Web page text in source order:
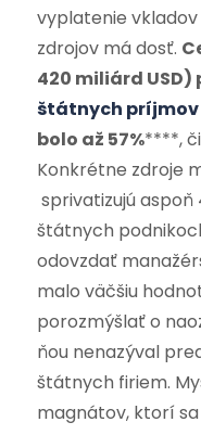
vyplatenie
zdrojov má dosť.
420 miliárd USD)
štátnych príjmov
bolo až 57%****,
Konkrétne zdroje
sprivatizujú aspoň
štátnych
odovzdať
malo väčšiu
porozmýšlať o
ňou nenazýval
štátnych firiem.
magnátov, ktorí